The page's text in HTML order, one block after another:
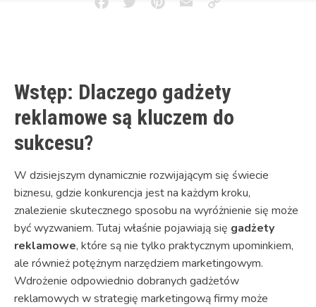
FacebookTwitterPinterestEmailCopy
Wstęp: Dlaczego gadżety
reklamowe są kluczem do
sukcesu?
W dzisiejszym dynamicznie rozwijającym się świecie
biznesu, gdzie konkurencja jest na każdym kroku,
znalezienie skutecznego sposobu na wyróżnienie się może
być wyzwaniem. Tutaj właśnie pojawiają się gadżety
reklamowe, które są nie tylko praktycznym upominkiem,
ale również potężnym narzędziem marketingowym.
Wdrożenie odpowiednio dobranych gadżetów
reklamowych w strategię marketingową firmy może